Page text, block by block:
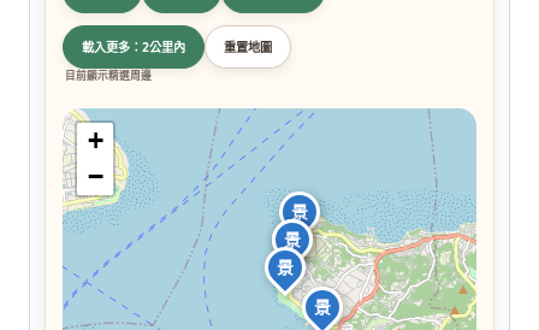
載入更多：2公里內 重置地圖
目前顯示精選周邊
景
景
景
景
景
+
−